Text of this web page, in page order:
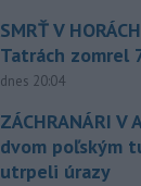
SMRŤ V
Tatrách zomrel
dnes 20:04
ZÁCHRANÁRI V
dvom poľským
utrpeli úrazy